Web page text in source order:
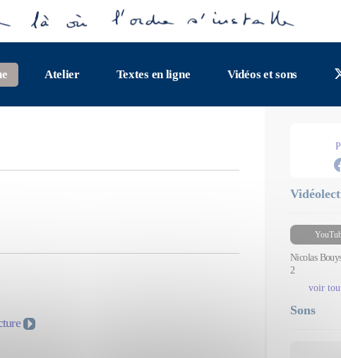
Atelier Textes en ligne Vidéos et sons
Nicolas
2
voir
Sons